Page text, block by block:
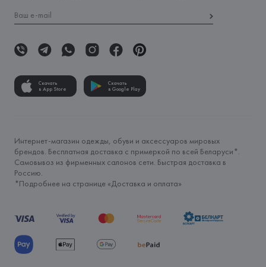
Скачать
в App Store
Скачать
в Google Play
Интернет-магазин одежды, обуви и аксессуаров мировых
брендов. Бесплатная доставка с примеркой по всей Беларуси*.
Самовывоз из фирменных салонов сети. Быстрая доставка в
Россию.
*Подробнее на странице «Доставка и оплата»